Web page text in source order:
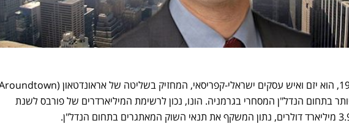
בתחום הנדל"ן המסחרי בגרמניה. הונו, נכון לרשימת המיליארדרים של פורבס לשנת